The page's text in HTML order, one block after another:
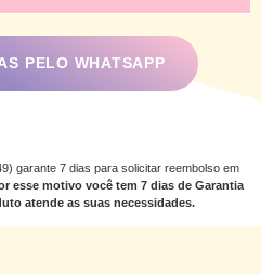
PELO WHATSAPP
garante 7 dias para solicitar reembolso em
esse motivo você tem 7 dias de Garantia
atende as suas necessidades.